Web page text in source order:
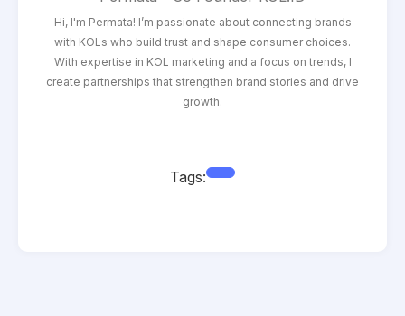
Hi, I'm Permata! I’m passionate about connecting brands
with KOLs who build trust and shape consumer choices.
With expertise in KOL marketing and a focus on trends, I
create partnerships that strengthen brand stories and drive
growth.
Tags: